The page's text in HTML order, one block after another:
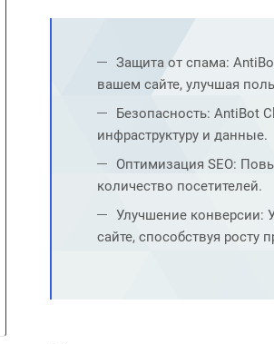
Защита от спама:
вашем сайте, улучшая
Безопасность: AntiBot
инфраструктуру и данные.
Оптимизация SEO:
количество посетителей.
Улучшение конверсии:
сайте, способствуя росту